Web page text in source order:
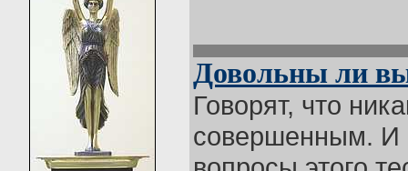
Довольны ли
Говорят, что
совершенным. И